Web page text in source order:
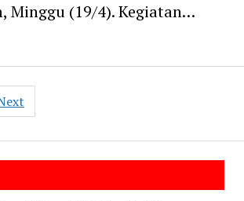
Minggu (19/4). Kegiatan…